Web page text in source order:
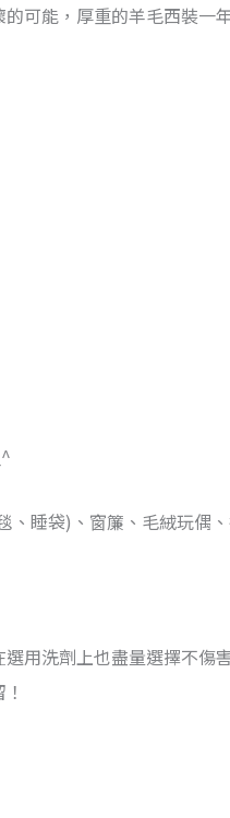
可能，厚重的羊毛西裝一
、睡袋)、窗簾、毛絨玩偶
用洗劑上也盡量選擇不傷